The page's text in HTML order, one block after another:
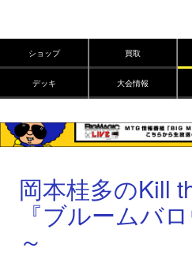
ショップ 買取
デッキ 大会情報
岡本桂多のKill
『ブルームバ
～